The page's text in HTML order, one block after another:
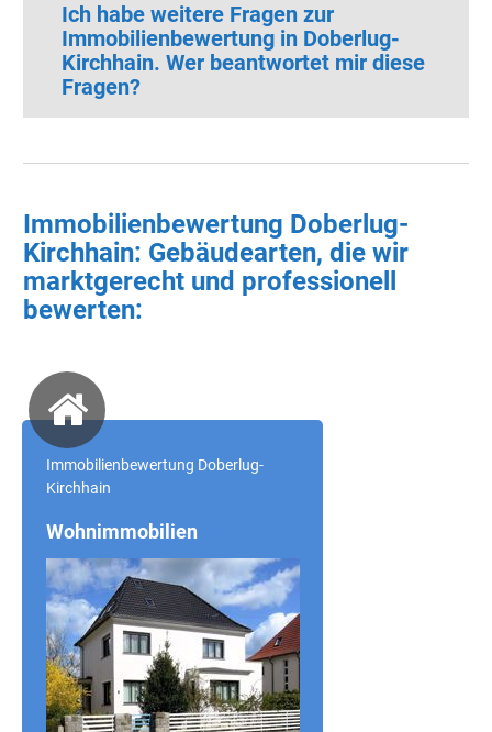
Ich habe weitere Fragen zur
Immobilienbewertung in Doberlug-
Kirchhain. Wer beantwortet mir diese
Fragen?
Immobilienbewertung Doberlug-
Kirchhain: Gebäudearten, die wir
marktgerecht und professionell
bewerten:
Immobilienbewertung Doberlug-
Kirchhain
Wohnimmobilien